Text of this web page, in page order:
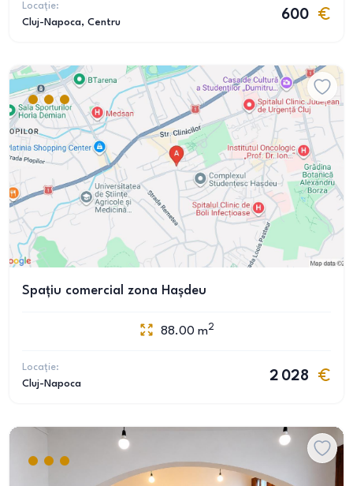
Locație:
Cluj-Napoca, Centru
600
Spațiu comercial zona Hașdeu
88.00 m2
Locație:
Cluj-Napoca
2 028